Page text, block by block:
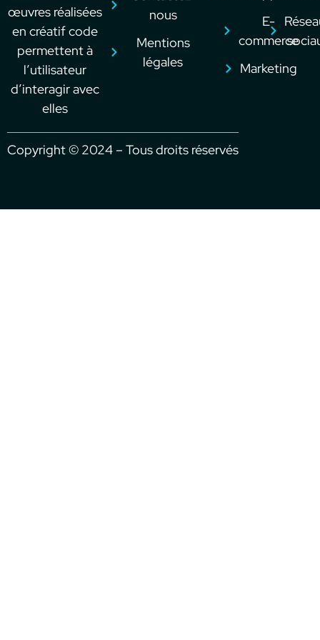
œuvres réalisées
en créatif code
permettent à
l’utilisateur
d’interagir avec
elles
nous
Mentions
légales
E-
commerce
Marketing
Copyright © 2024 – Tous droits réservés